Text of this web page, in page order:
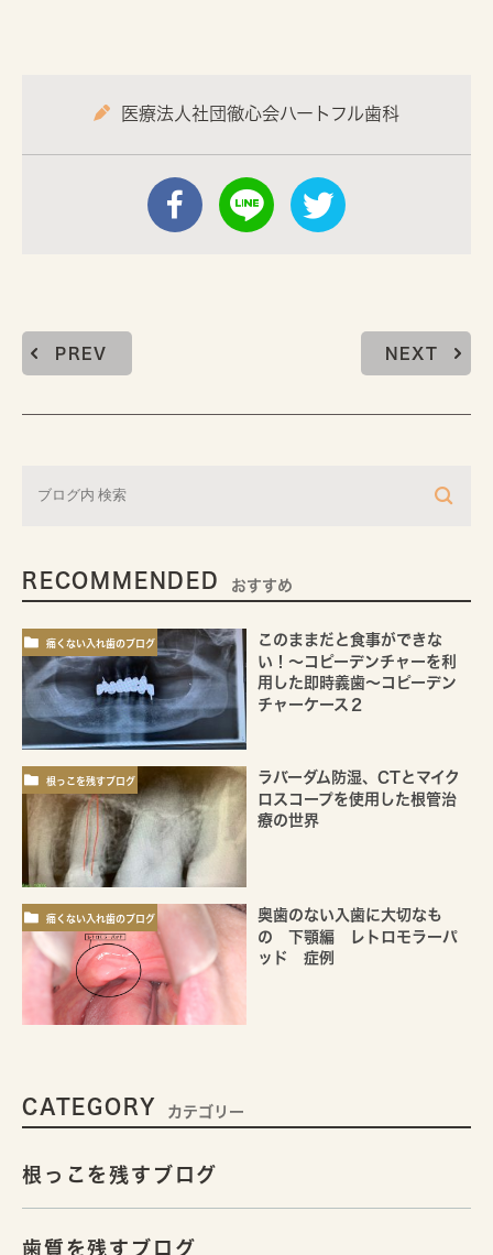
医療法人社団徹心会ハートフル歯科
PREV NEXT
RECOMMENDED おすすめ
痛くない入れ歯のブログ
このままだと食事ができな
い！～コピーデンチャーを利
用した即時義歯～コピーデン
チャーケース２
根っこを残すブログ
ラバーダム防湿、CTとマイク
ロスコープを使用した根管治
療の世界
痛くない入れ歯のブログ
奥歯のない入歯に大切なも
の 下顎編 レトロモラーパ
ッド 症例
CATEGORY カテゴリー
根っこを残すブログ
歯質を残すブログ